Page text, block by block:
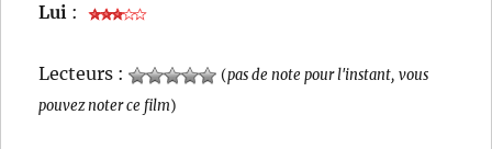
Lui :
Lecteurs : (pas de note pour l'instant, vous
pouvez noter ce film)